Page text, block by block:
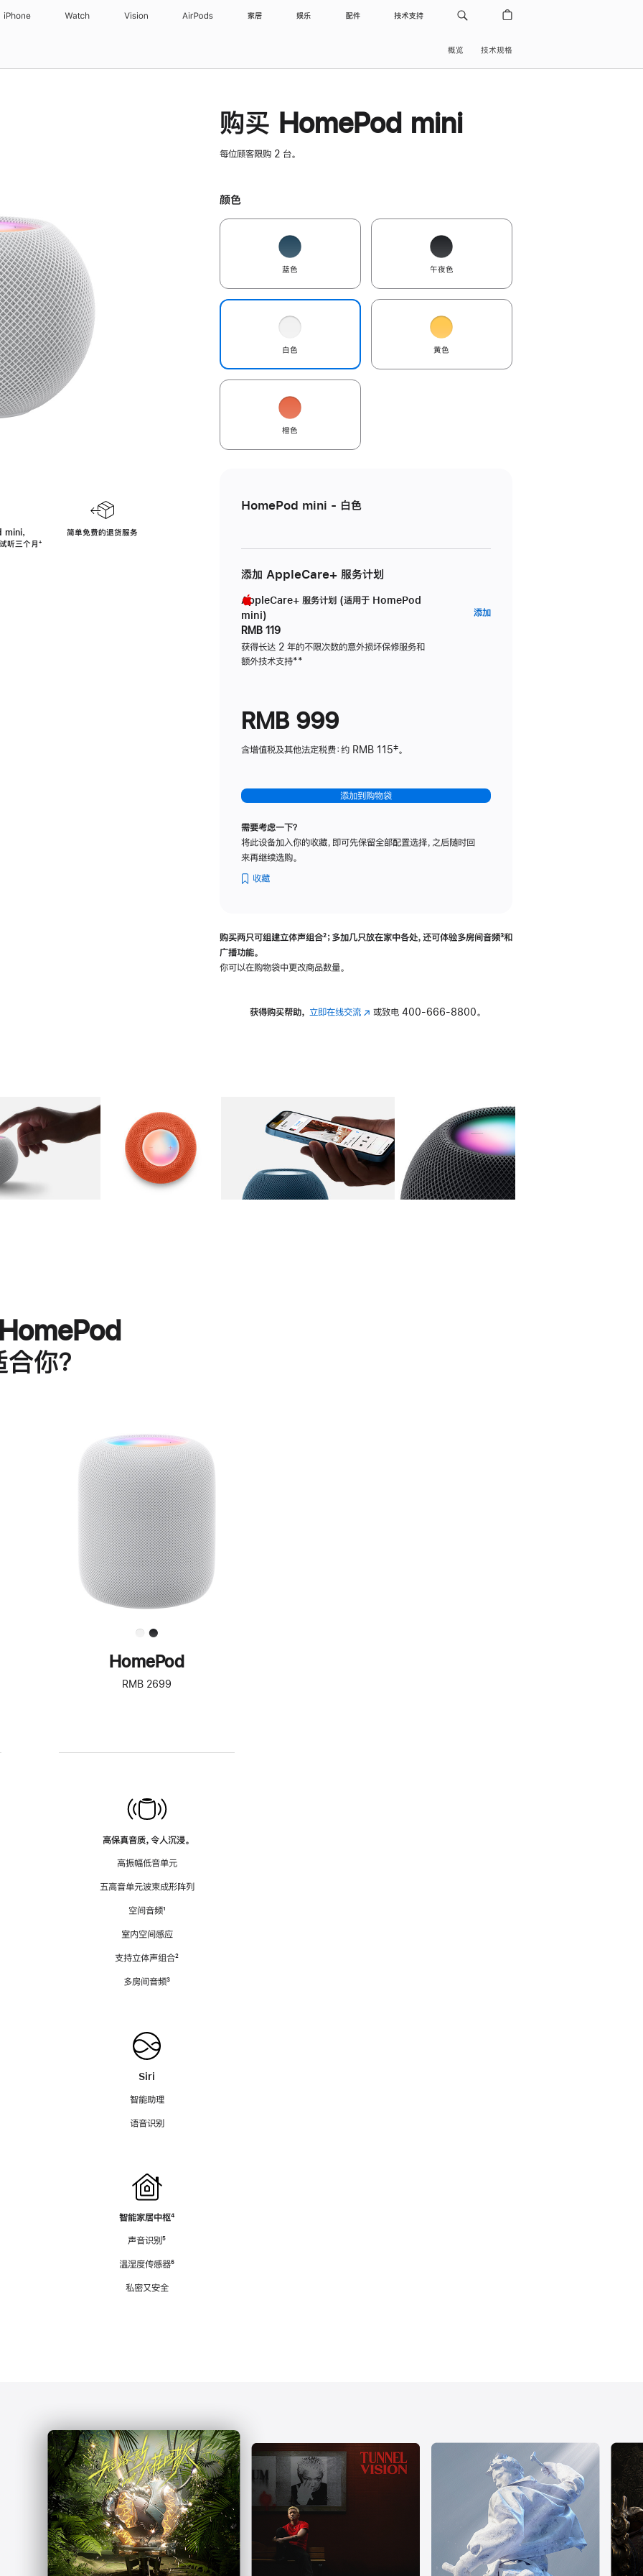
iPhone Watch Vision AirPods 家居 娱乐 配件 技术支持
概览 技术规格
，
听三个月脚
⁺
简单免费的退货服务
购买 HomePod mini
每位顾客限购 2 台。
颜色
蓝色 午夜色
白色 黄色
橙色
HomePod mini - 白色
添加 AppleCare+ 服务计划
AppleCare+ 服务计划 (适用于 HomePod
mini)
RMB 119
获得长达 2 年的不限次数的意外损坏保修服务和
额外技术支持脚
**
添加AppleCare+
RMB 999
含增值税及其他法定税费：约 RMB 115‡。
添加到购物袋
需要考虑一下？
将此设备加入你的收藏，即可先保留全部配置选择，之后随时回
来再继续选购。
收藏
购买两只可组建立体声组合脚
²；多加几只放在家中各处，还可体验多‍房‍间音频脚
³和
广播功能。
你可以在购物袋中更改商品数量。
获得购买帮助， 立即在线交流(在 或致电 400-666-8800。
图库 图像 图库 图像 图库 图像 4 图库 图像 5
你？
进
一
步
了
解
HomePod<
HomePod
RMB 2699
高保真音质，令人沉浸。
高振幅低音单元
五高音单元波束成形阵列
空间音频脚
¹
室内空间感应
支持立体声组合脚
²
多房间音频脚
³
Siri
智能助理
语音识别
智能家居中枢脚
⁴
声音识别脚
⁵
温湿度传感器脚
⁶
私密又安全